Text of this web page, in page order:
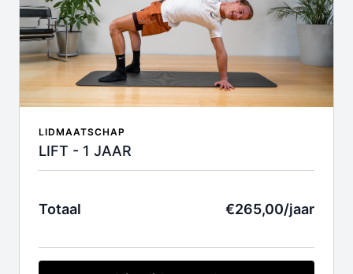
LIDMAATSCHAP
LIFT - 1 JAAR
Totaal €265,00/jaar